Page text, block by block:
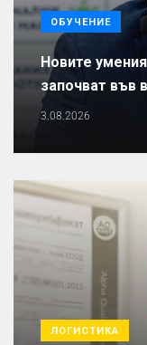
ОБУЧЕНИЕ
Новите
започват във
3.08.2026
ЛОГИСТИКА